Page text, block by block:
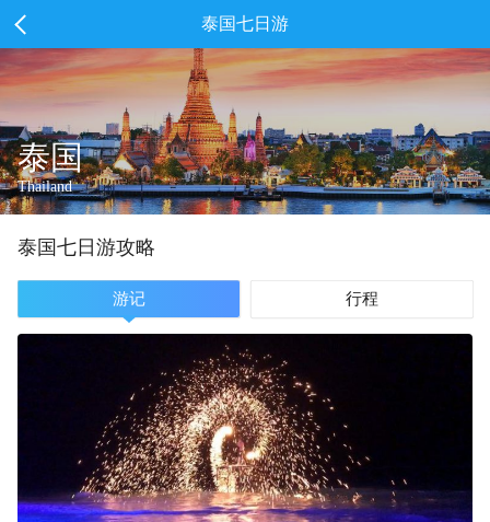
泰国七日游
泰国
Thailand
泰国七 日游攻略
游记 行程